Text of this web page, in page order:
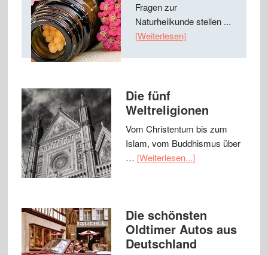
Fragen zur
Naturheilkunde stellen ...
[Weiterlesen]
Die fünf
Weltreligionen
Vom Christentum bis zum
Islam, vom Buddhismus über
… [Weiterlesen...]
Die schönsten
Oldtimer Autos aus
Deutschland